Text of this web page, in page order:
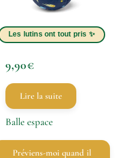
9,90€
Lire la suite
Balle espace
Préviens-moi quand il